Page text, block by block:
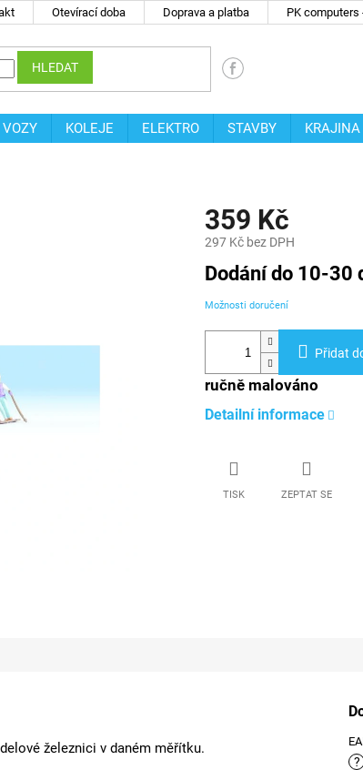
Otevírací doba Doprava a platba PK computers
HLEDAT
VOZY KOLEJE ELEKTRO STAVBY KRAJINA
359 Kč
297 Kč bez DPH
Měrná
cena:
Dodání do 10-30
Možnosti doručení
Přidat
ručně malováno
Detailní informace
TISK ZEPTAT SE
železnici v daném měřítku.
?